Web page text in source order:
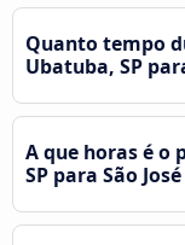
Quanto tempo
Ubatuba, SP
A que horas é o
SP para São